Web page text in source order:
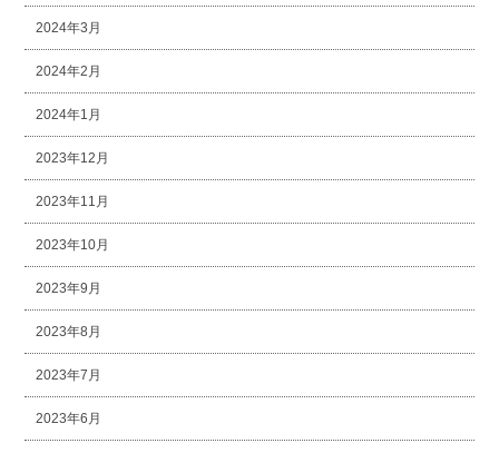
2024年3月
2024年2月
2024年1月
2023年12月
2023年11月
2023年10月
2023年9月
2023年8月
2023年7月
2023年6月